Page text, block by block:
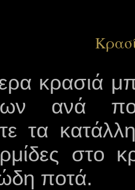
κρασιά
ανά
τα
στο
ποτά.